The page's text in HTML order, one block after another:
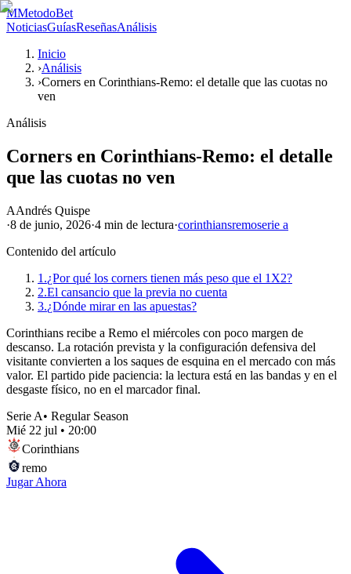
MMetodoBet
NoticiasGuíasReseñasAnálisis
Inicio
›Análisis
›Corners en Corinthians-Remo: el detalle que las cuotas no
ven
Análisis
Corners en Corinthians-Remo: el detalle
que las cuotas no ven
AAndrés Quispe
·8 de junio, 2026·4 min de lectura·corinthiansremoserie a
Contenido del artículo
1.¿Por qué los corners tienen más peso que el 1X2?
2.El cansancio que la previa no cuenta
3.¿Dónde mirar en las apuestas?
Corinthians recibe a Remo el miércoles con poco margen de
descanso. La rotación prevista y la configuración defensiva del
visitante convierten a los saques de esquina en el mercado con más
valor. El partido pide paciencia: la lectura está en las bandas y en el
desgaste físico, no en el marcador final.
Serie A• Regular Season
Mié 22 jul • 20:00
Corinthians
remo
Jugar Ahora